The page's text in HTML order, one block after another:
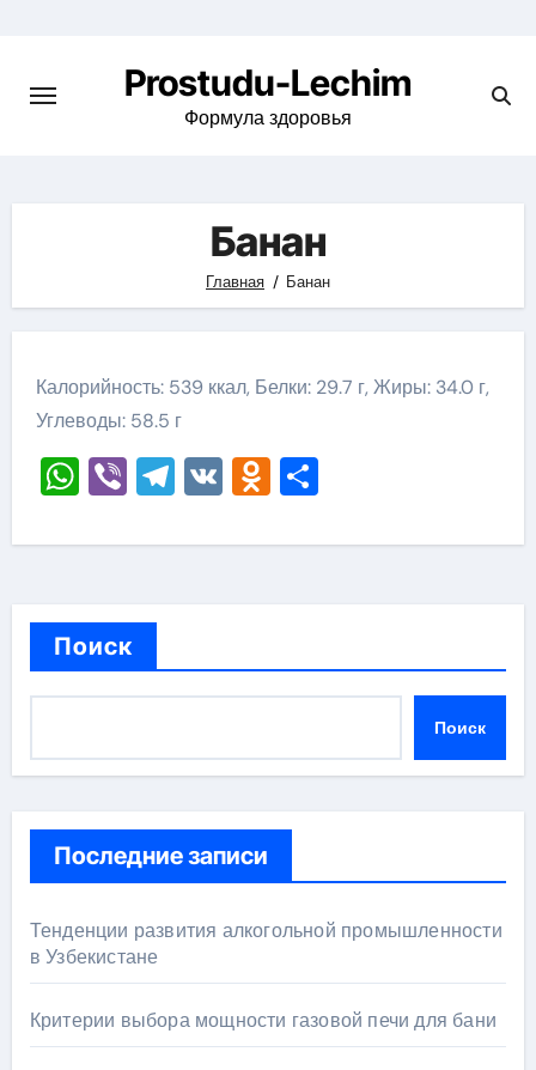
содержимому
Prostudu-Lechim
Формула здоровья
Банан
Главная Банан
Калорийность: 539 ккал, Белки: 29.7 г, Жиры: 34.0 г,
Углеводы: 58.5 г
WhatsApp
ViberTelegram
VKOdnoklassniki
Отправить
Поиск
Поиск
Последние записи
Тенденции развития алкогольной промышленности
в Узбекистане
Критерии выбора мощности газовой печи для бани